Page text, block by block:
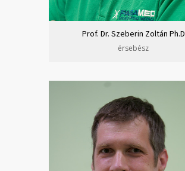
Prof. Dr. Szeberin Zoltán Ph.D
érsebész